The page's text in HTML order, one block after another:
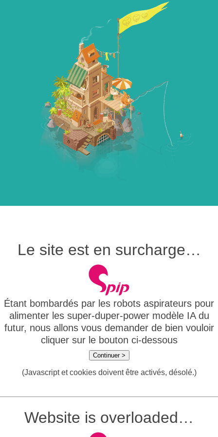
Le site est en surcharge…
Étant bombardés par les robots aspirateurs pour
alimenter les super-duper-power modèle IA du
futur, nous allons vous demander de bien vouloir
cliquer sur le bouton ci-dessous
Continuer >
(Javascript et cookies doivent être activés, désolé.)
Website is overloaded…